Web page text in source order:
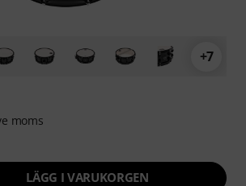
+7
moms
LÄGG I VARUKORGEN